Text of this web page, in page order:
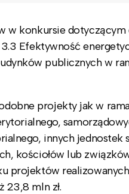
w konkursie
Efektywność
publicznych w
projekty jak w
innych
kościołów lub
projektów
mln zł.